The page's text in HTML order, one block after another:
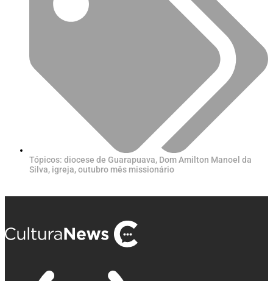
Tópicos: diocese de Guarapuava, Dom Amilton Manoel da
Silva, igreja,outubro mês missionário